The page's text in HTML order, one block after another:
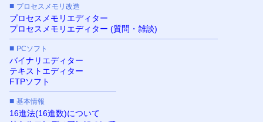
■ プロセスメモリ改造
プロセスメモリエディター
プロセスメモリエディター (質問・雑談)
■ PCソフト
バイナリエディター
テキストエディター
FTPソフト
■ 基本情報
16進法(16進数)について